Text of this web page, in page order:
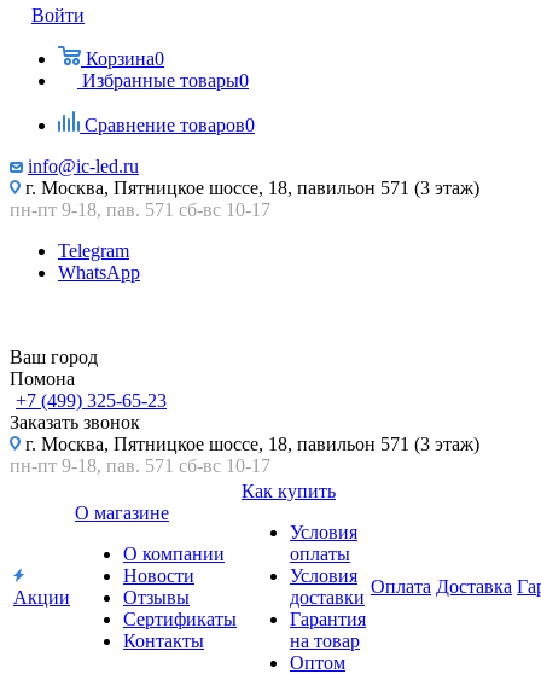
Войти
Корзина0
Избранные товары0
Сравнение товаров0
info@ic-led.ru
г. Москва, Пятницкое шоссе, 18, павильон 571 (3 этаж)
пн-пт 9-18, пав. 571 сб-вс 10-17
Telegram
WhatsApp
Ваш город
Помона
+7 (499) 325-65-23
Заказать звонок
г. Москва, Пятницкое шоссе, 18, павильон 571 (3 этаж)
пн-пт 9-18, пав. 571 сб-вс 10-17
Акции
О магазине
О компании
Новости
Отзывы
Сертификаты
Контакты
Как купить
Условия
оплаты
Условия
доставки
Гарантия
на товар
Оптом
Оплата Доставка